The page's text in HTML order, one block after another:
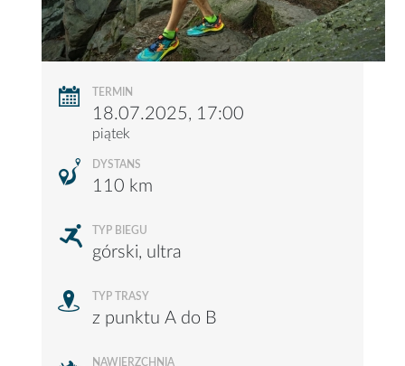
TERMIN
18.07.2025, 17:00
piątek
DYSTANS
110 km
TYP BIEGU
górski, ultra
TYP TRASY
z punktu A do B
NAWIERZCHNIA